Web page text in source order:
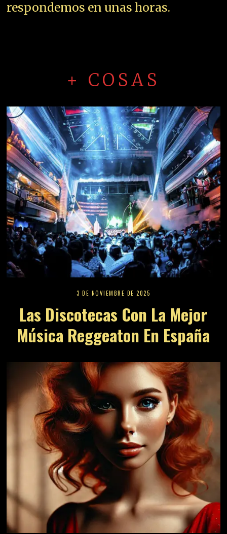
respondemos en unas horas.
+ COSAS
3 DE NOVIEMBRE DE 2025
Las Discotecas Con La Mejor
Música Reggeaton En España